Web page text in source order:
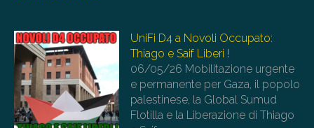
UniFi D4 a Novoli Occupato:
Thiago e Saif Liberi !
06/05/26 Mobilitazione urgente
e permanente per Gaza, il popolo
palestinese, la Global Sumud
Flotilla e la Liberazione di Thiago